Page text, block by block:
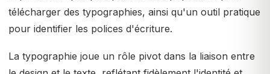
télécharger des typographies, ainsi qu'un outil pratique
pour identifier les polices d'écriture.
La typographie joue un rôle pivot dans la liaison entre